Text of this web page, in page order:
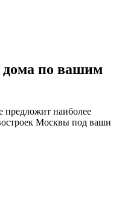
по вашим
предложит наиболее
Москвы под ваши